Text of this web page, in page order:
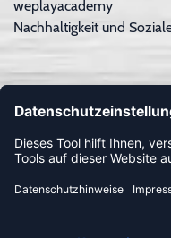
weplayacademy
Nachhaltigkeit und
ZAHLUNGSARTEN
Apple Pay
Kreditkarte